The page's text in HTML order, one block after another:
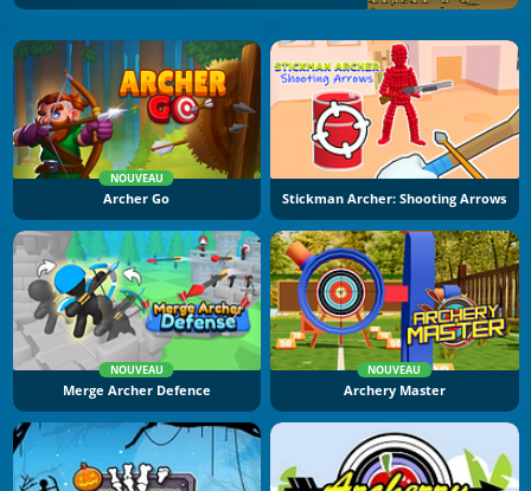
NOUVEAU
Archer Go Stickman Archer: Shooting Arrows
NOUVEAU
Merge Archer Defence
NOUVEAU
Archery Master